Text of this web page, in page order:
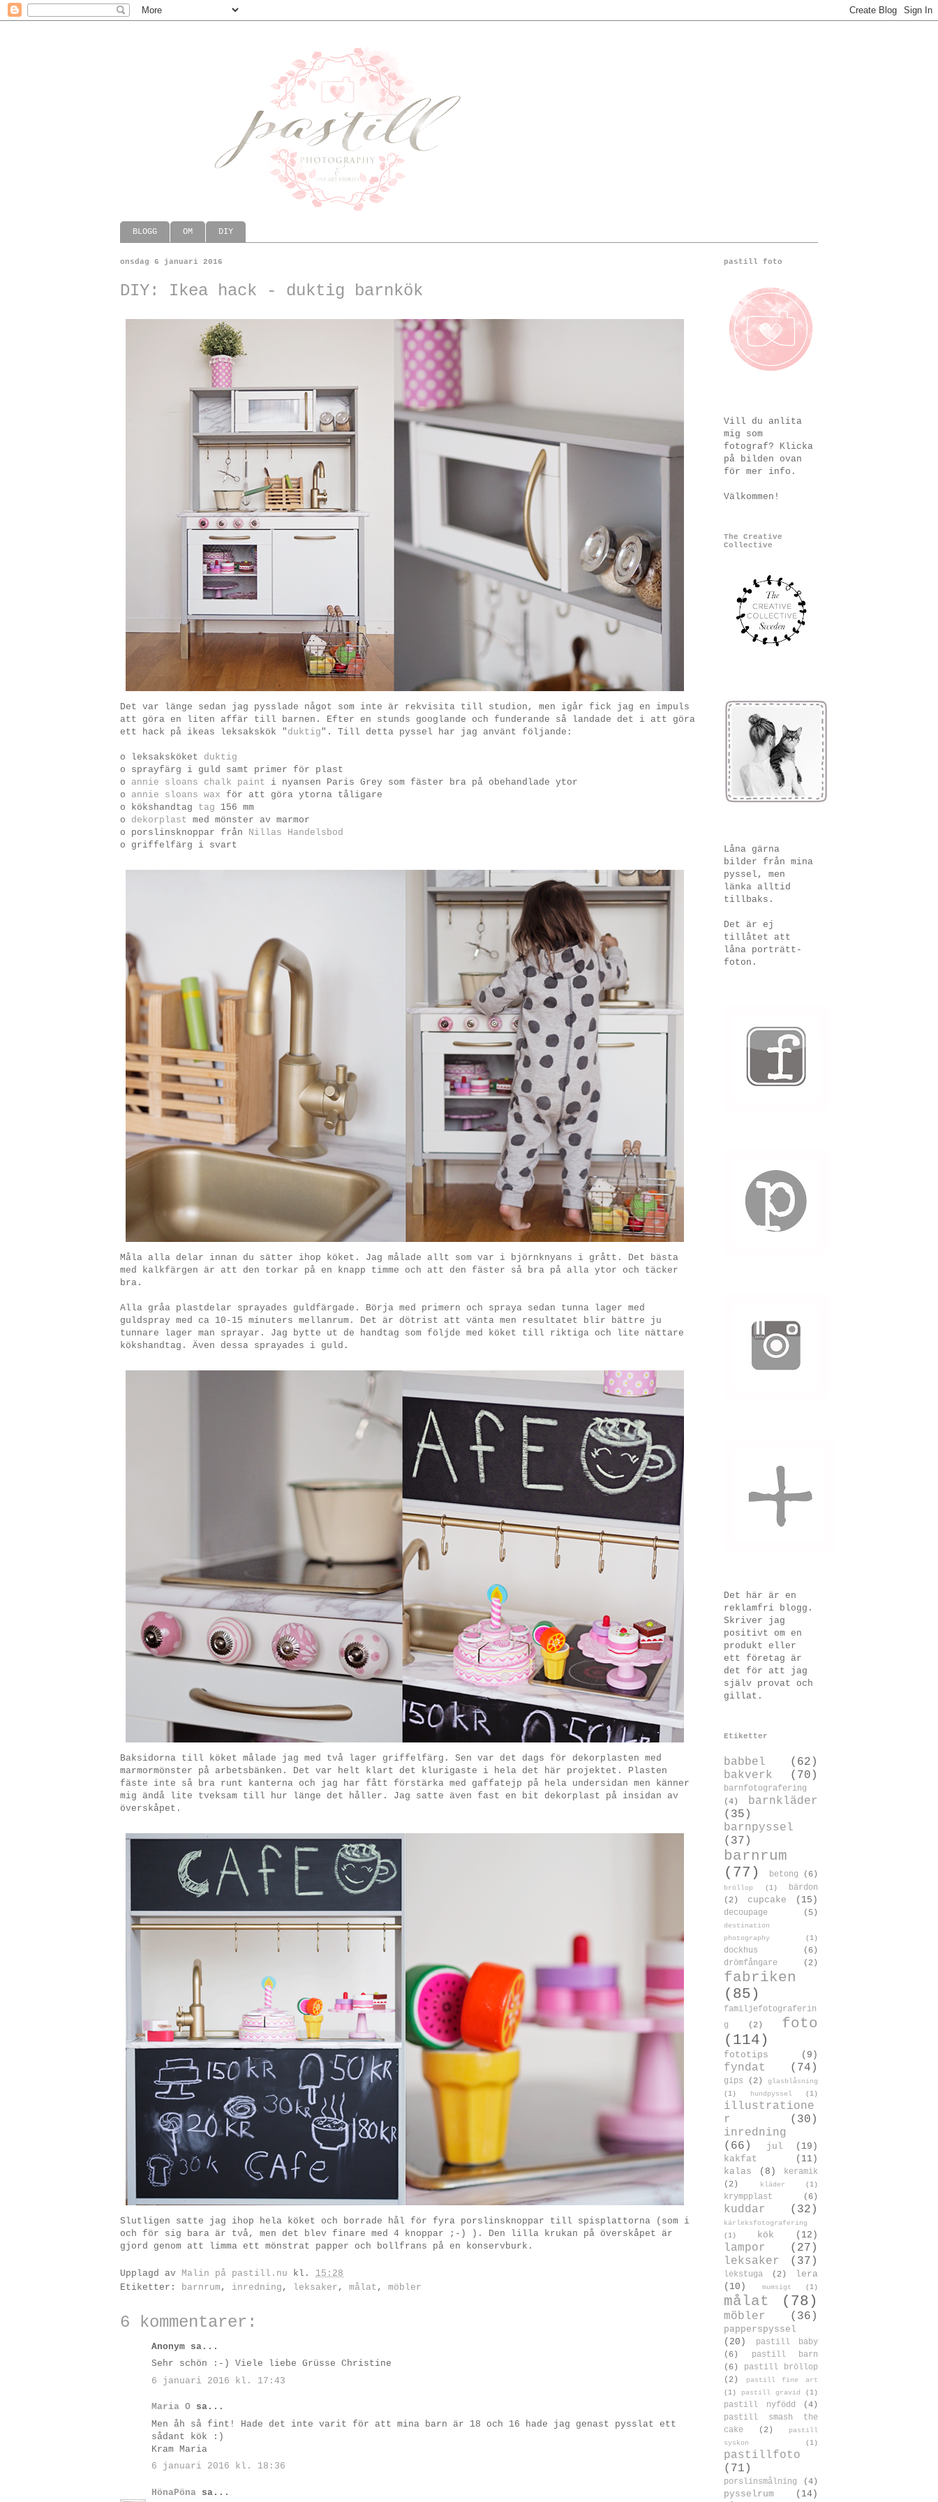
BLOGG OM DIY
onsdag 6 januari 2016
DIY: Ikea hack - duktig barnkök
Det var länge sedan jag pysslade något som inte är rekvisita till studion, men igår fick jag en impuls
att göra en liten affär till barnen. Efter en stunds googlande och funderande så landade det i att göra
ett hack på ikeas leksakskök " duktig ". Till detta pyssel har jag använt följande:
o leksaksköket duktig
o sprayfärg i guld samt primer för plast
o annie sloans chalk paint i nyansen Paris Grey som fäster bra på obehandlade ytor
o annie sloans wax för att göra ytorna tåligare
o kökshandtag tag 156 mm
o dekorplast med mönster av marmor
o porslinsknoppar från Nillas Handelsbod
o griffelfärg i svart
Måla alla delar innan du sätter ihop köket. Jag målade allt som var i björnknyans i grått. Det bästa
med kalkfärgen är att den torkar på en knapp timme och att den fäster så bra på alla ytor och täcker
bra.
Alla gråa plastdelar sprayades guldfärgade. Börja med primern och spraya sedan tunna lager med
guldspray med ca 10-15 minuters mellanrum. Det är dötrist att vänta men resultatet blir bättre ju
tunnare lager man sprayar. Jag bytte ut de handtag som följde med köket till riktiga och lite nättare
kökshandtag. Även dessa sprayades i guld.
Baksidorna till köket målade jag med två lager griffelfärg. Sen var det dags för dekorplasten med
marmormönster på arbetsbänken. Det var helt klart det klurigaste i hela det här projektet. Plasten
fäste inte så bra runt kanterna och jag har fått förstärka med gaffatejp på hela undersidan men känner
mig ändå lite tveksam till hur länge det håller. Jag satte även fast en bit dekorplast på insidan av
överskåpet.
Slutligen satte jag ihop hela köket och borrade hål för fyra porslinsknoppar till spisplattorna (som i
och för sig bara är två, men det blev finare med 4 knoppar ;-) ). Den lilla krukan på överskåpet är
gjord genom att limma ett mönstrat papper och bollfrans på en konservburk.
Upplagd av Malin på pastill.nu kl. 15:28
Etiketter:
barnrum , inredning , leksaker , målat , möbler
6 kommentarer:
Anonym sa...
Sehr schön :-) Viele liebe Grüsse Christine
6 januari 2016 kl. 17:43
Maria O sa...
Men åh så fint! Hade det inte varit för att mina barn är 18 och 16 hade jag genast pysslat ett
sådant kök :)
Kram Maria
6 januari 2016 kl. 18:36
HönaPöna sa...
pastill foto
Vill du anlita
mig som
fotograf? Klicka
på bilden ovan
för mer info.
Välkommen!
The Creative
Collective
Låna gärna
bilder från mina
pyssel, men
länka alltid
tillbaks.
Det är ej
tillåtet att
låna porträtt-
foton.
Det här är en
reklamfri blogg.
Skriver jag
positivt om en
produkt eller
ett företag är
det för att jag
själv provat och
gillat.
Etiketter
babbel
(62)
bakverk
(70)
barnfotografering
(4)
barnkläder
(35)
barnpyssel
(37)
barnrum
(77)
betong (6)
bröllop (1)
bärdon
(2)
cupcake (15)
decoupage (5)
destination
photography
(1)
dockhus
(6)
drömfångare
(2)
fabriken
(85)
familjefotograferin
g
(2)
foto
(114)
fototips (9)
fyndat (74)
gips (2)
glasblåsning
(1)
hundpyssel (1)
illustratione
r
(30)
inredning
(66)
jul
(19)
kakfat
(11)
kalas
(8)
keramik
(2)
kläder (1)
krympplast (6)
kuddar (32)
kärleksfotografering
(1)
kök (12)
lampor
(27)
leksaker
(37)
lekstuga (2)
lera
(10)
mumsigt (1)
målat (78)
möbler (36)
papperspyssel
(20)
pastill baby
(6)
pastill barn
(6)
pastill bröllop
(2)
pastill fine art
(1)
pastill gravid (1)
pastill nyfödd
(4)
pastill smash the
cake
(2)
pastill
syskon
(1)
pastillfoto
(71)
porslinsmålning (4)
pysselrum
(14)